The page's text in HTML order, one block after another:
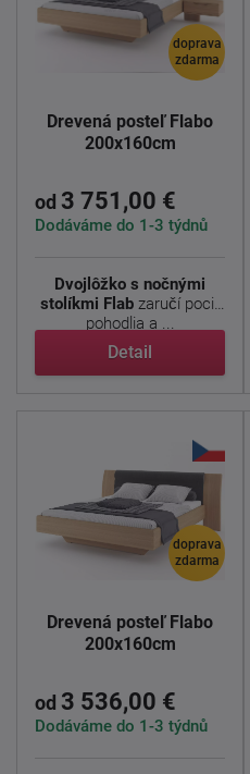
doprava
zdarma
Drevená posteľ Flabo
200x160cm
od 3 751,00 €
Dodáváme do 1-3 týdnů
Dvojlôžko s nočnými
stolíkmi Flab zaručí pocit
pohodlia a ...
Detail
doprava
zdarma
Drevená posteľ Flabo
200x160cm
od 3 536,00 €
Dodáváme do 1-3 týdnů